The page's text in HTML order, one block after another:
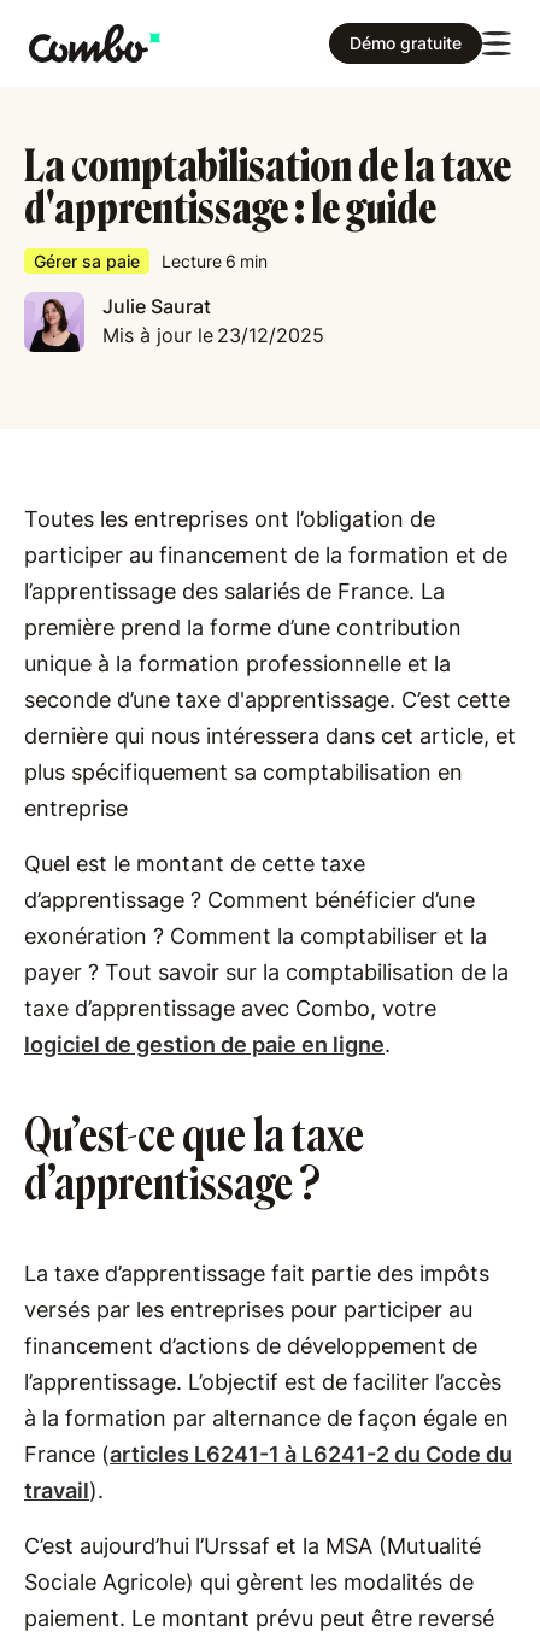
Démo gratuite
La comptabilisation de la taxe
d'apprentissage : le guide
Gérer sa paie Lecture 6 min
Julie Saurat
Mis à jour le 23/12/2025
Toutes les entreprises ont l’obligation de
participer au financement de la formation et de
l’apprentissage des salariés de France. La
première prend la forme d’une contribution
unique à la formation professionnelle et la
seconde d’une taxe d'apprentissage. C’est cette
dernière qui nous intéressera dans cet article, et
plus spécifiquement sa comptabilisation en
entreprise
Quel est le montant de cette taxe
d’apprentissage ? Comment bénéficier d’une
exonération ? Comment la comptabiliser et la
payer ? Tout savoir sur la comptabilisation de la
taxe d’apprentissage avec Combo, votre
logiciel de gestion de paie en ligne.
Qu’est-ce que la taxe
d’apprentissage ?
La taxe d’apprentissage fait partie des impôts
versés par les entreprises pour participer au
financement d’actions de développement de
l’apprentissage. L’objectif est de faciliter l’accès
à la formation par alternance de façon égale en
France (articles L6241-1 à L6241-2 du Code du
travail).
C’est aujourd’hui l’Urssaf et la MSA (Mutualité
Sociale Agricole) qui gèrent les modalités de
paiement. Le montant prévu peut être reversé